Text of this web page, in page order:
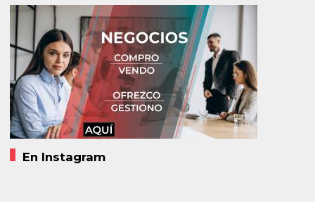
En Instagram